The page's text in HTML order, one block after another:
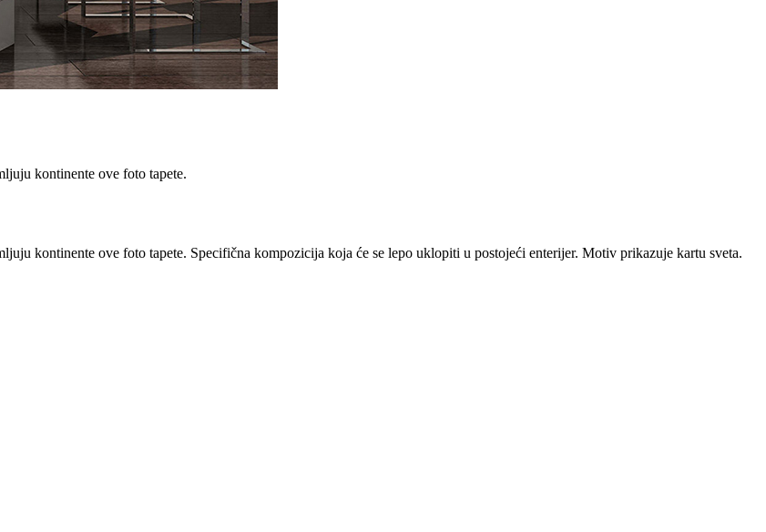
kontinente ove foto tapete.
kontinente ove foto tapete. Specifična kompozicija koja će se lepo uklopiti u postojeći enterijer. Motiv prikazuje kartu sveta.